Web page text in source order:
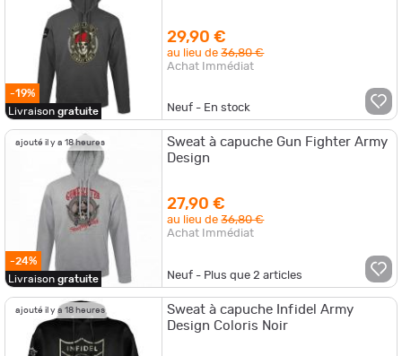
-19%
Livraison gratuite
29,90 €
au lieu de36,80 €
Achat Immédiat
Neuf - En stock
ajouté il y a 18 heures
-24%
Livraison gratuite
Sweat à capuche Gun Fighter Army
Design
27,90 €
au lieu de36,80 €
Achat Immédiat
Neuf - Plus que2 articles
ajouté il y a 18 heures
Sweat à capuche Infidel Army
Design Coloris Noir